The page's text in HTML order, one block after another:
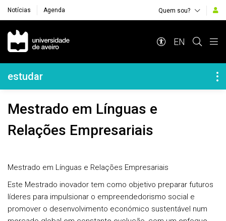
Notícias Agenda Quem sou?
Navegação Principal
EN
Navegação Lateral
estudar
Mestrado em Línguas e
Relações Empresariais
Mestrado em Línguas e Relações Empresariais
Este Mestrado inovador tem como objetivo preparar futuros
líderes para impulsionar o empreendedorismo social e
promover o desenvolvimento económico sustentável num